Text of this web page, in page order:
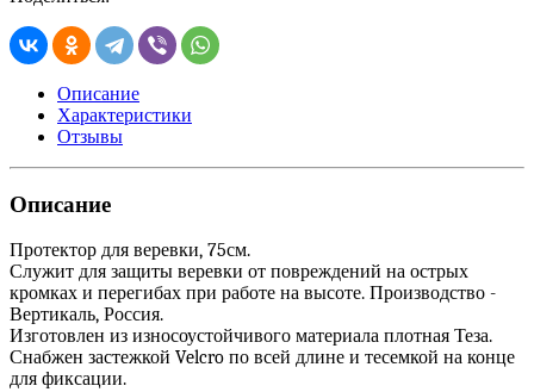
Описание
Характеристики
Отзывы
Описание
Протектор для веревки, 75см.
Служит для защиты веревки от повреждений на острых
кромках и перегибах при работе на высоте. Производство -
Вертикаль, Россия.
Изготовлен из износоустойчивого материала плотная Теза.
Снабжен застежкой Velcro по всей длине и тесемкой на конце
для фиксации.